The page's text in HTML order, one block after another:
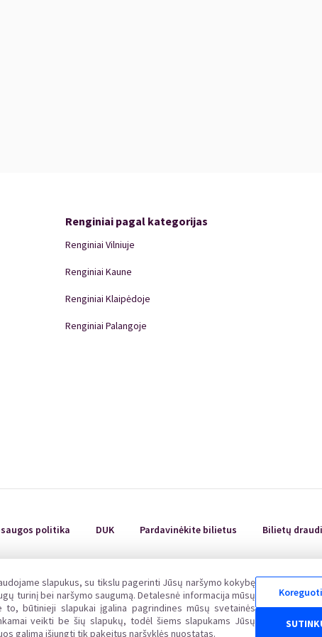
slapukus, su tikslu pagerinti Jūsų naršymo kokybę
turinį bei naršymo saugumą. Detalesnė informacija mūsų
to, būtinieji slapukai įgalina pagrindines mūsų svetainės
veikti be šių slapukų, todėl šiems slapukams Jūsų
galima išjungti tik pakeitus naršyklės nuostatas.
Renginiai pagal kategorijas
Renginiai Vilniuje
Renginiai Kaune
Renginiai Klaipėdoje
Renginiai Palangoje
politika DUK Pardavinėkite bilietus Bilietų
vartotojų teisių apsaugos įstatymo nustatyta tvarka Valstybinėje vartotojų
Elektroniniu būdu prašymą galite pateikti per EGS platformą http://ec.europa.eu/odr/.